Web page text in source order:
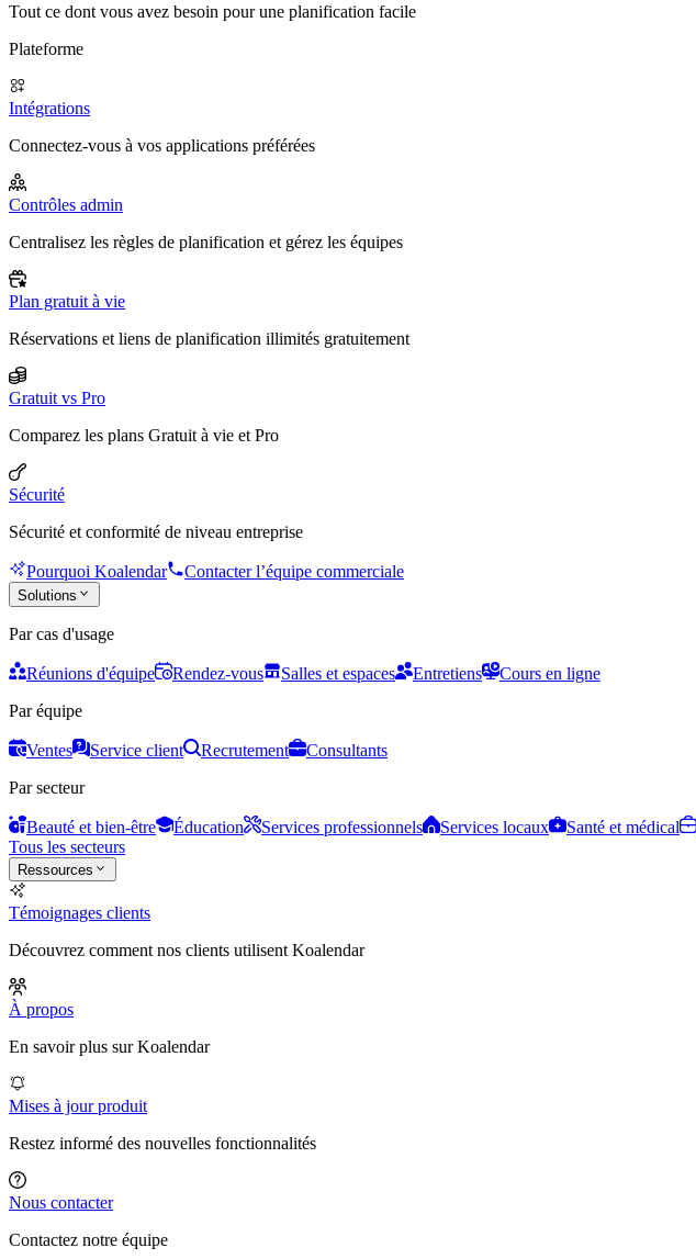
Tout ce dont vous avez besoin pour une planification facile
Plateforme
Intégrations
Connectez-vous à vos applications préférées
Contrôles admin
Centralisez les règles de planification et gérez les équipes
Plan gratuit à vie
Réservations et liens de planification illimités gratuitement
Gratuit vs Pro
Comparez les plans Gratuit à vie et Pro
Sécurité
Sécurité et conformité de niveau entreprise
Pourquoi Koalendar Contacter l’équipe commerciale
Solutions
Par cas d'usage
Réunions d'équipe Rendez-vous Salles et espaces Entretiens
Cours en ligne
Par équipe
Ventes Service client Recrutement
Consultants
Par secteur
Beauté et bien-être Éducation Services professionnels Services locaux Santé et médical
Tous les secteurs
Ressources
Témoignages clients
Découvrez comment nos clients utilisent Koalendar
À propos
En savoir plus sur Koalendar
Mises à jour produit
Restez informé des nouvelles fonctionnalités
Nous contacter
Contactez notre équipe